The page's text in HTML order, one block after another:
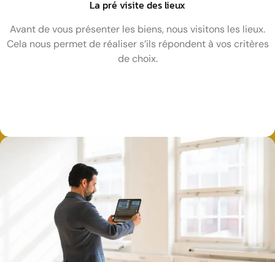
La pré visite des lieux
Avant de vous présenter les biens, nous visitons les lieux.
Cela nous permet de réaliser s’ils répondent à vos critères
de choix.